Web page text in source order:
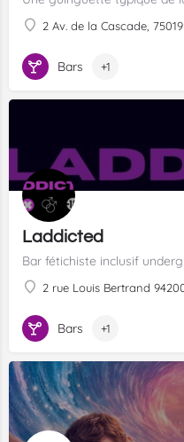
2 Av. de la Cascade,
Bars +1
Laddicted
Bar fétichiste inclusif
2 rue Louis Bertrand
Bars +1